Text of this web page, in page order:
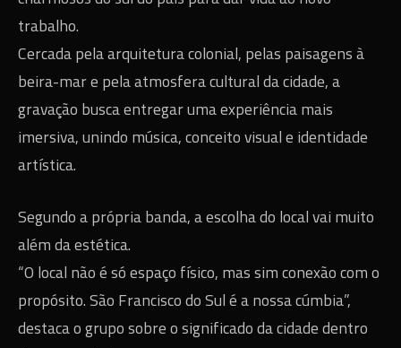
trabalho.
Cercada pela arquitetura colonial, pelas paisagens à
beira-mar e pela atmosfera cultural da cidade, a
gravação busca entregar uma experiência mais
imersiva, unindo música, conceito visual e identidade
artística.
Segundo a própria banda, a escolha do local vai muito
além da estética.
“O local não é só espaço físico, mas sim conexão com o
propósito. São Francisco do Sul é a nossa cúmbia”,
destaca o grupo sobre o significado da cidade dentro